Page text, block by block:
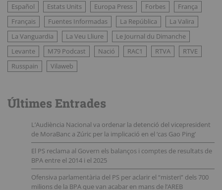
Español
Estats Units Europa Press Forbes
França
Français
Fuentes Informadas La República
La Valira
La Vanguardia
La Veu Lliure
Le Journal du Dimanche
Levante
M79 Podcast Nació RAC1 RTVA
RTVE
Russpain
Vilaweb
Últimes Entrades
L’Audiència Nacional va ordenar la detenció del vicepresident
de MoraBanc a Zúric per la implicació en el ‘cas Gao Ping’
El PS reclama al Govern els balanços i comptes de resultats de
BPA entre el 2014 i el 2025
Ofensiva parlamentària del PS per aclarir el “misteri” dels 700
milions de la BPA que van acabar en mans de l’AREB